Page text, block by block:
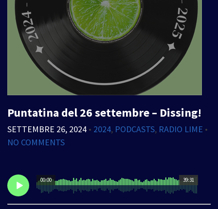
Puntatina del 26 settembre – Dissing!
SETTEMBRE 26, 2024 • 2024, PODCASTS, RADIO LIME •
NO COMMENTS
39:31
00:00